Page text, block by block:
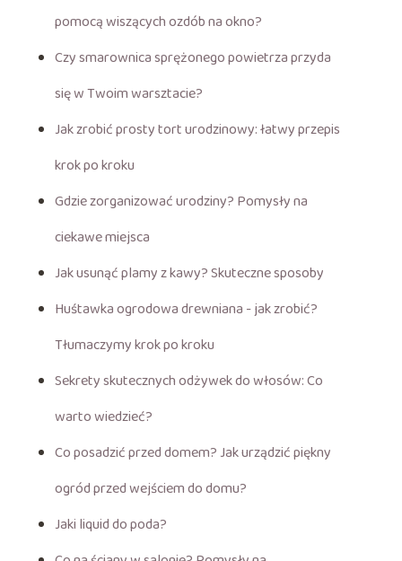
pomocą wiszących ozdób na okno?
Czy smarownica sprężonego powietrza przyda
się w Twoim warsztacie?
Jak zrobić prosty tort urodzinowy: łatwy przepis
krok po kroku
Gdzie zorganizować urodziny? Pomysły na
ciekawe miejsca
Jak usunąć plamy z kawy? Skuteczne sposoby
Huśtawka ogrodowa drewniana - jak zrobić?
Tłumaczymy krok po kroku
Sekrety skutecznych odżywek do włosów: Co
warto wiedzieć?
Co posadzić przed domem? Jak urządzić piękny
ogród przed wejściem do domu?
Jaki liquid do poda?